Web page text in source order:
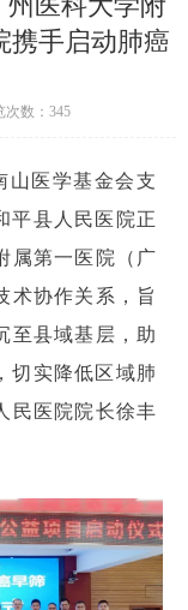
携手启动肺癌
次数：345
山医学基金会支
平县人民医院正
属第一医院（广
术协作关系，旨
至县域基层，助
切实降低区域肺
民医院院长徐丰